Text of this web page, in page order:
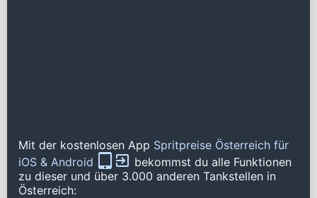
Mit der kostenlosen App Spritpreise Österreich für
iOS & Android
bekommst du alle Funktionen
zu dieser und über 3.000 anderen Tankstellen in
Österreich: